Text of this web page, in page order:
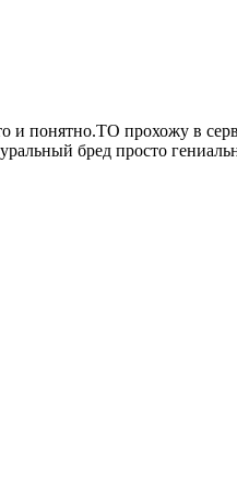
прохожу в
бред просто